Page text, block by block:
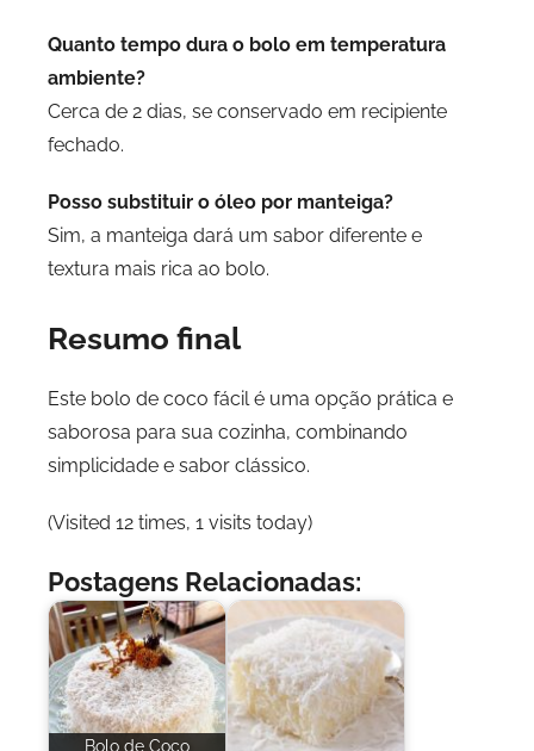
Quanto tempo dura o bolo em temperatura
ambiente?
Cerca de 2 dias, se conservado em recipiente
fechado.
Posso substituir o óleo por manteiga?
Sim, a manteiga dará um sabor diferente e
textura mais rica ao bolo.
Resumo final
Este bolo de coco fácil é uma opção prática e
saborosa para sua cozinha, combinando
simplicidade e sabor clássico.
(Visited 12 times, 1 visits today)
Postagens Relacionadas:
Bolo de Coco